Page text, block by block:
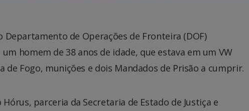
Departamento de Operações de Fronteira (DOF)
homem de 38 anos de idade, que estava em um VW
de Fogo, munições e dois Mandados de Prisão a cumprir.
parceria da Secretaria de Estado de Justiça e